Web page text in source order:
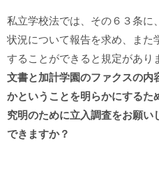
私立学校法では、その６３条に
状況について報告を求め、また
することができると規定があり
文書と加計学園のファクスの内
かということを明らかにするた
究明のために立入調査をお願い
できますか？